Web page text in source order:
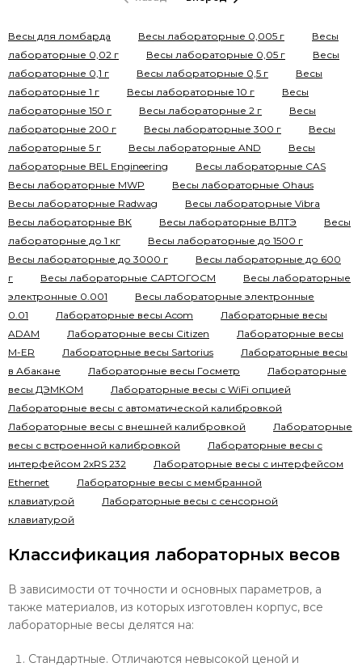
Весы для ломбарда Весы лабораторные 0,005 г
Весы
лабораторные 0,02 г
Весы лабораторные 0,05 г
Весы
лабораторные 0,1 г
Весы лабораторные 0,5 г
Весы
лабораторные 1 г
Весы лабораторные 10 г
Весы
лабораторные 150 г
Весы лабораторные 2 г
Весы
лабораторные 200 г
Весы лабораторные 300 г
Весы
лабораторные 5 г
Весы лабораторные AND
Весы
лабораторные BEL Engineering
Весы лабораторные CAS
Весы лабораторные MWP
Весы лабораторные Ohaus
Весы лабораторные Radwag
Весы лабораторные Vibra
Весы лабораторные ВК
Весы лабораторные ВЛТЭ
Весы
лабораторные до 1 кг
Весы лабораторные до 1500 г
Весы лабораторные до 3000 г
Весы лабораторные до 600
г
Весы лабораторные САРТОГОСМ
Весы лабораторные
электронные 0.001
Весы лабораторные электронные
0.01
Лабораторные весы Acom
Лабораторные весы
ADAM
Лабораторные весы Citizen
Лабораторные весы
M-ER
Лабораторные весы Sartorius
Лабораторные весы
в Абакане
Лабораторные весы Госметр
Лабораторные
весы ДЭМКОМ
Лабораторные весы с WiFi опцией
Лабораторные весы с автоматической калибровкой
Лабораторные весы с внешней калибровкой
Лабораторные
весы с встроенной калибровкой
Лабораторные весы с
интерфейсом 2хRS 232
Лабораторные весы с интерфейсом
Ethernet
Лабораторные весы с мембранной
клавиатурой
Лабораторные весы с сенсорной
клавиатурой
Классификация лабораторных весов
В зависимости от точности и основных параметров, а
также материалов, из которых изготовлен корпус, все
лабораторные весы делятся на:
Стандартные. Отличаются невысокой ценой и